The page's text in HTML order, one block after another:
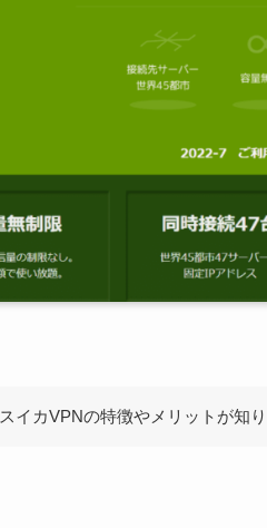
スイカVPNの特徴やメリットが知